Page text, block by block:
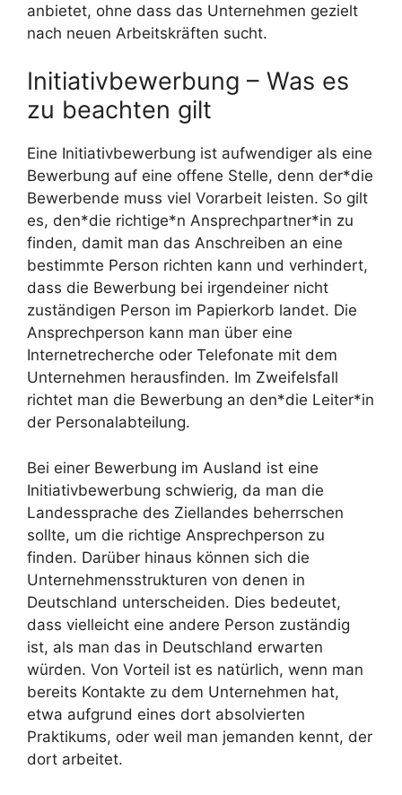
anbietet, ohne dass das Unternehmen gezielt
nach neuen Arbeitskräften sucht.
Initiativbewerbung – Was es
zu beachten gilt
Eine Initiativbewerbung ist aufwendiger als eine
Bewerbung auf eine offene Stelle, denn der*die
Bewerbende muss viel Vorarbeit leisten. So gilt
es, den*die richtige*n Ansprechpartner*in zu
finden, damit man das Anschreiben an eine
bestimmte Person richten kann und verhindert,
dass die Bewerbung bei irgendeiner nicht
zuständigen Person im Papierkorb landet. Die
Ansprechperson kann man über eine
Internetrecherche oder Telefonate mit dem
Unternehmen herausfinden. Im Zweifelsfall
richtet man die Bewerbung an den*die Leiter*in
der Personalabteilung.
Bei einer Bewerbung im Ausland ist eine
Initiativbewerbung schwierig, da man die
Landessprache des Ziellandes beherrschen
sollte, um die richtige Ansprechperson zu
finden. Darüber hinaus können sich die
Unternehmensstrukturen von denen in
Deutschland unterscheiden. Dies bedeutet,
dass vielleicht eine andere Person zuständig
ist, als man das in Deutschland erwarten
würden. Von Vorteil ist es natürlich, wenn man
bereits Kontakte zu dem Unternehmen hat,
etwa aufgrund eines dort absolvierten
Praktikums, oder weil man jemanden kennt, der
dort arbeitet.